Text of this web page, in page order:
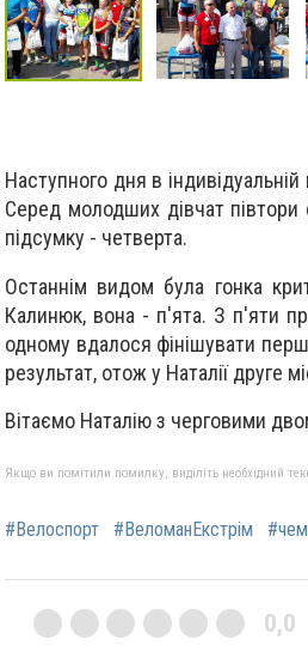
Наступного дня в
Серед молодших дівчат півтори
підсумку - четверта.
Останнім видом була гонка
Калинюк, вона - п'ята. З п'яти
одному вдалося фінішувати
результат, отож у Наталії друге
Вітаємо Наталію з черговими
Якщо ви помітили помилку, виділіть необхідний
#Велоспорт #ВеломанЕкстрім
0,0